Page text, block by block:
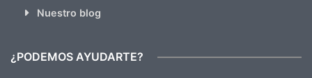
Nuestro blog
¿PODEMOS AYUDARTE?